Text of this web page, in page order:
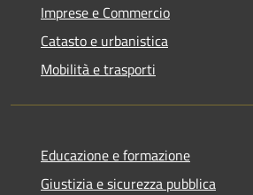
Imprese e Commercio
Catasto e urbanistica
Mobilità e trasporti
Educazione e formazione
Giustizia e sicurezza pubblica